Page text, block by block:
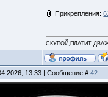
Прикрепления:
СКУПОЙ,ПЛАТИТ-
13:33 | Сообщение #42